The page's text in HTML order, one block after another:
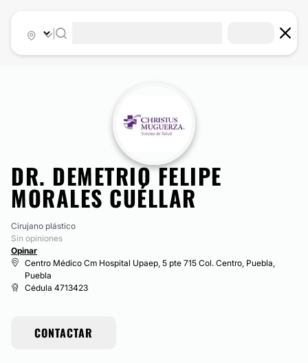
DR. DEMETRIO FELIPE
MORALES CUÉLLAR
Cirujano plástico
Sin opiniones
Opinar
Centro Médico Cm Hospital Upaep, 5 pte 715 Col. Centro, Puebla,
Puebla
Cédula 4713423
CONTACTAR